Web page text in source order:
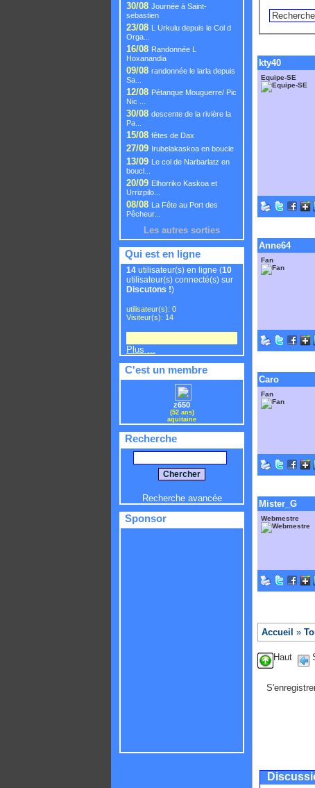
30/08 Journée à Saint-
sebastien
23/08 L Urkulu depuis le Col d
Orga...
16/08 Randonnée L
Hoxanandia
09/08 randonnée le larla depuis
Sa...
12/08 Pétanque Mouguerre/ Pic
Nic ...
30/08 descente de la rivière la
Pa...
15/08 fêtes de Dax
27/09 Irubelakaskoa en boucle
13/09 Le col de Narbarlatz en
boucl...
20/09 Elhorriko Kaskoa et
Urrizpilo...
08/08 La Fête au Port des
Pêcheur...
Les autres sorties
Qui est en ligne
14 utilisateur(s) en ligne (10
utilisateur(s) connecté(s) sur
Discutons !)
utilisateur(s): 0
Visiteur(s): 14
Plus ...
C'est un membre
z650
(52 ans)
aquitaine
Recherche
Recherche avancée
Sponsor
kty40
Equipe-SE
Anne64
Fan
Caro
Fan
Mister_G
Webmestre
Accueil »
Haut